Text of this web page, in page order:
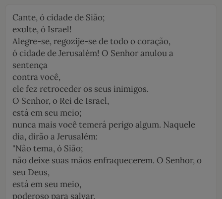
Cante, ó cidade de Sião;
exulte, ó Israel!
Alegre-se, regozije-se de todo o coração,
ó cidade de Jerusalém! O Senhor anulou a
sentença
contra você,
ele fez retroceder os seus inimigos.
O Senhor, o Rei de Israel,
está em seu meio;
nunca mais você temerá perigo algum. Naquele
dia, dirão a Jerusalém:
"Não tema, ó Sião;
não deixe suas mãos enfraquecerem. O Senhor, o
seu Deus,
está em seu meio,
poderoso para salvar.